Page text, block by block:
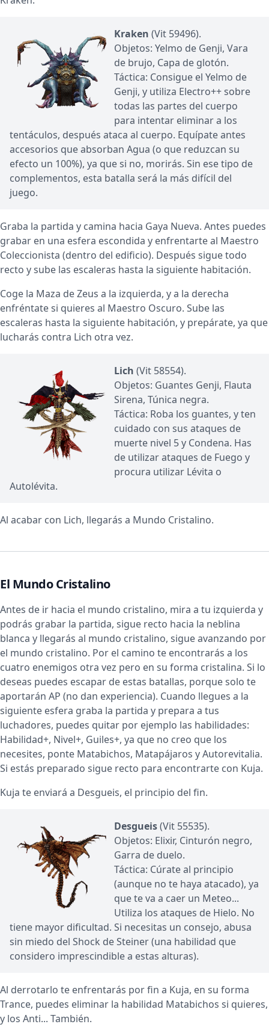
Kraken (Vit 59496).
Objetos: Yelmo de Genji, Vara
de brujo, Capa de glotón.
Táctica: Consigue el Yelmo de
Genji, y utiliza Electro++ sobre
todas las partes del cuerpo
para intentar eliminar a los
tentáculos, después ataca al cuerpo. Equípate antes
accesorios que absorban Agua (o que reduzcan su
efecto un 100%), ya que si no, morirás. Sin ese tipo de
complementos, esta batalla será la más difícil del
juego.
Graba la partida y camina hacia Gaya Nueva. Antes puedes
grabar en una esfera escondida y enfrentarte al Maestro
Coleccionista (dentro del edificio). Después sigue todo
recto y sube las escaleras hasta la siguiente habitación.
Coge la Maza de Zeus a la izquierda, y a la derecha
enfréntate si quieres al Maestro Oscuro. Sube las
escaleras hasta la siguiente habitación, y prepárate, ya que
lucharás contra Lich otra vez.
Lich (Vit 58554).
Objetos: Guantes Genji, Flauta
Sirena, Túnica negra.
Táctica: Roba los guantes, y ten
cuidado con sus ataques de
muerte nivel 5 y Condena. Has
de utilizar ataques de Fuego y
procura utilizar Lévita o
Autolévita.
Al acabar con Lich, llegarás a Mundo Cristalino.
El Mundo Cristalino
Antes de ir hacia el mundo cristalino, mira a tu izquierda y
podrás grabar la partida, sigue recto hacia la neblina
blanca y llegarás al mundo cristalino, sigue avanzando por
el mundo cristalino. Por el camino te encontrarás a los
cuatro enemigos otra vez pero en su forma cristalina. Si lo
deseas puedes escapar de estas batallas, porque solo te
aportarán AP (no dan experiencia). Cuando llegues a la
siguiente esfera graba la partida y prepara a tus
luchadores, puedes quitar por ejemplo las habilidades:
Habilidad+, Nivel+, Guiles+, ya que no creo que los
necesites, ponte Matabichos, Matapájaros y Autorevitalia.
Si estás preparado sigue recto para encontrarte con Kuja.
Kuja te enviará a Desgueis, el principio del fin.
Desgueis(Vit 55535).
Objetos: Elixir, Cinturón negro,
Garra de duelo.
Táctica: Cúrate al principio
(aunque no te haya atacado), ya
que te va a caer un Meteo...
Utiliza los ataques de Hielo. No
tiene mayor dificultad. Si necesitas un consejo, abusa
sin miedo del Shock de Steiner (una habilidad que
considero imprescindible a estas alturas).
Al derrotarlo te enfrentarás por fin a Kuja, en su forma
Trance, puedes eliminar la habilidad Matabichos si quieres,
y los Anti... También.